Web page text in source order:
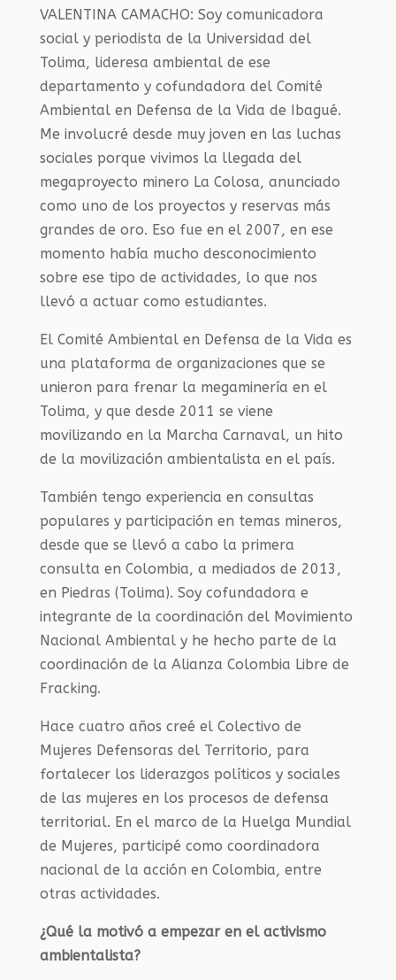
VALENTINA CAMACHO: Soy comunicadora
social y periodista de la Universidad del
Tolima, lideresa ambiental de ese
departamento y cofundadora del Comité
Ambiental en Defensa de la Vida de Ibagué.
Me involucré desde muy joven en las luchas
sociales porque vivimos la llegada del
megaproyecto minero La Colosa, anunciado
como uno de los proyectos y reservas más
grandes de oro. Eso fue en el 2007, en ese
momento había mucho desconocimiento
sobre ese tipo de actividades, lo que nos
llevó a actuar como estudiantes.
El Comité Ambiental en Defensa de la Vida es
una plataforma de organizaciones que se
unieron para frenar la megaminería en el
Tolima, y que desde 2011 se viene
movilizando en la Marcha Carnaval, un hito
de la movilización ambientalista en el país.
También tengo experiencia en consultas
populares y participación en temas mineros,
desde que se llevó a cabo la primera
consulta en Colombia, a mediados de 2013,
en Piedras (Tolima). Soy cofundadora e
integrante de la coordinación del Movimiento
Nacional Ambiental y he hecho parte de la
coordinación de la Alianza Colombia Libre de
Fracking.
Hace cuatro años creé el Colectivo de
Mujeres Defensoras del Territorio, para
fortalecer los liderazgos políticos y sociales
de las mujeres en los procesos de defensa
territorial. En el marco de la Huelga Mundial
de Mujeres, participé como coordinadora
nacional de la acción en Colombia, entre
otras actividades.
¿Qué la motivó a empezar en el activismo
ambientalista?